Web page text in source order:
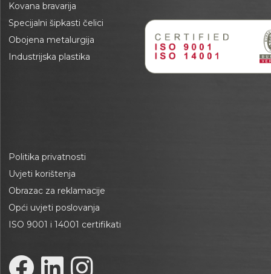
Kovana bravarija
Specijalni šipkasti čelici
Obojena metalurgija
Industrijska plastika
Politika privatnosti
Uvjeti korištenja
Obrazac za reklamacije
Opći uvjeti poslovanja
ISO 9001 i 14001 certifikati